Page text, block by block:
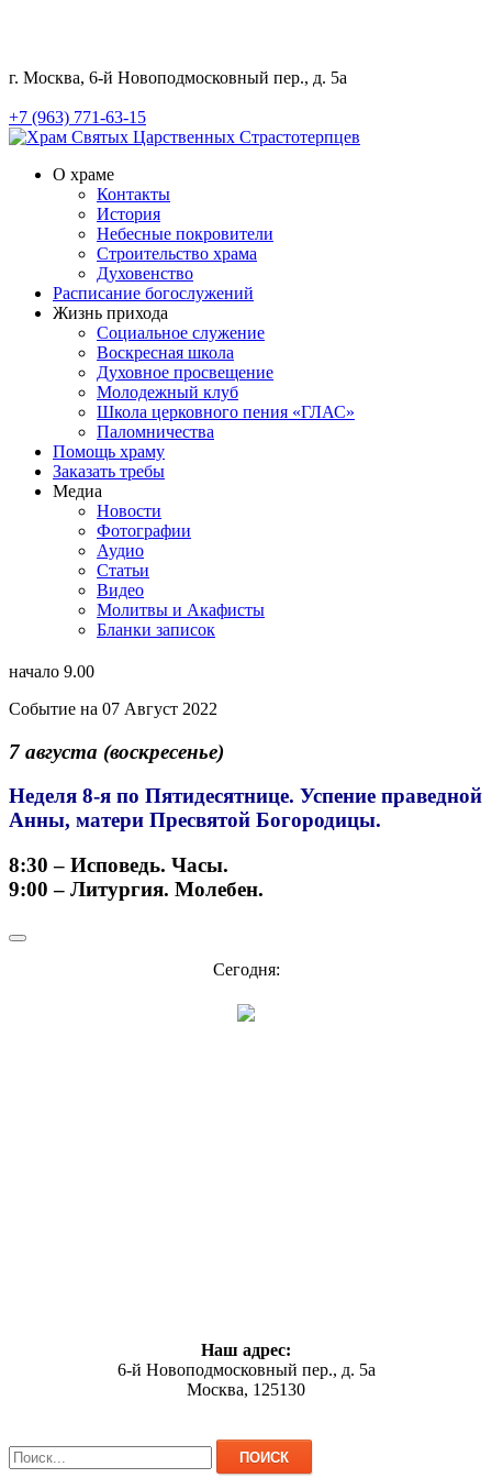
г. Москва, 6-й Новоподмосковный пер., д. 5а
+7 (963) 771-63-15
О храме
Контакты
История
Небесные покровители
Строительство храма
Духовенство
Расписание богослужений
Жизнь прихода
Социальное служение
Воскресная школа
Духовное просвещение
Молодежный клуб
Школа церковного пения «ГЛАС»
Паломничества
Помощь храму
Заказать требы
Медиа
Новости
Фотографии
Аудио
Статьи
Видео
Молитвы и Акафисты
Бланки записок
начало 9.00
Событие на 07 Август 2022
7 августа (воскресенье)
Неделя 8-я по Пятидесятнице. Успение праведной
Анны, матери Пресвятой Богородицы.
8:30 – Исповедь. Часы.
9:00 – Литургия. Молебен.
Сегодня:
Наш адрес:
6-й Новоподмосковный пер., д. 5а
Москва, 125130